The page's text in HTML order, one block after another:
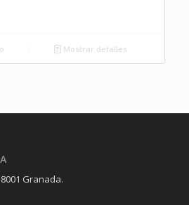
Mostrar detalles
Granada.